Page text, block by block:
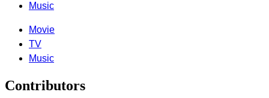
Music
Movie
TV
Music
Contributors